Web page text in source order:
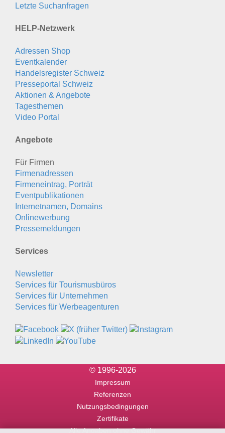
Letzte Suchanfragen
HELP-Netzwerk
Adressen Shop
Eventkalender
Handelsregister Schweiz
Presseportal Schweiz
Aktionen & Angebote
Tagesthemen
Video Portal
Angebote
Für Firmen
Firmenadressen
Firmeneintrag, Porträt
Eventpublikationen
Internetnamen, Domains
Onlinewerbung
Pressemeldungen
Services
Newsletter
Services für Tourismusbüros
Services für Unternehmen
Services für Werbeagenturen
© 1996-2026
Impressum
Referenzen
Nutzungsbedingungen
Zertifikate
Alle Angaben ohne Gewähr